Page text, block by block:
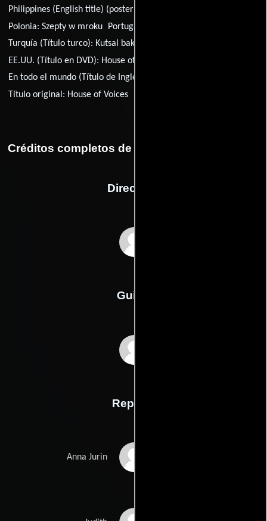
Philippines (English title) (poster title):
Polonia:Szepty w mroku Portugal:
Turquía (Título turco): Kutsal bakire
EE.UU. (Título en DVD): House of Voices
En todo el mundo (Título de Inglés):
Título original: House of Voices
Créditos completos de la película El internado
Dirección
Guión
Reparto
Anna Jurin